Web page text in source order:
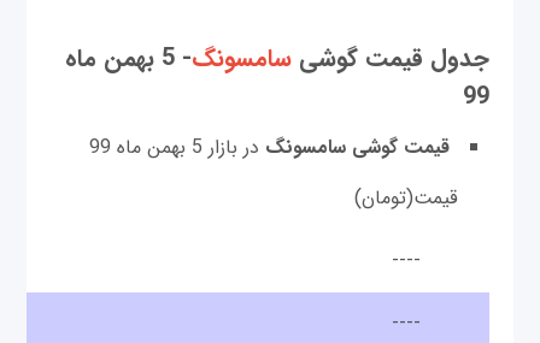
جدول قیمت گوشیسامسونگ
- 5 بهمن ماه
99
قیمت گوشی سامسونگ در بازار 5 بهمن ماه 99
قیمت(تومان)
----
----